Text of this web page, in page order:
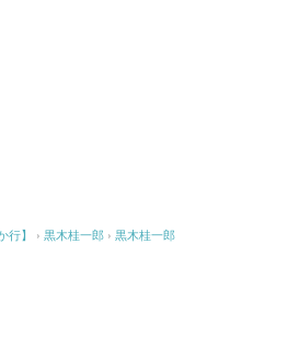
】 › 黒木桂一郎 › 黒木桂一郎